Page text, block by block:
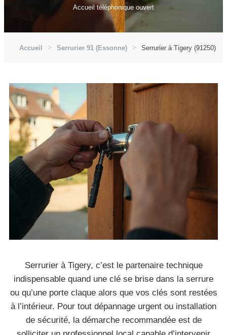
Accueil téléphonique ouvert
Accueil Serrurier 91 (Essonne) Serrurier à Tigery (91250)
Serrurier à Tigery, c’est le partenaire technique
indispensable quand une clé se brise dans la serrure
ou qu’une porte claque alors que vos clés sont restées
à l’intérieur. Pour tout dépannage urgent ou installation
de sécurité, la démarche recommandée est de